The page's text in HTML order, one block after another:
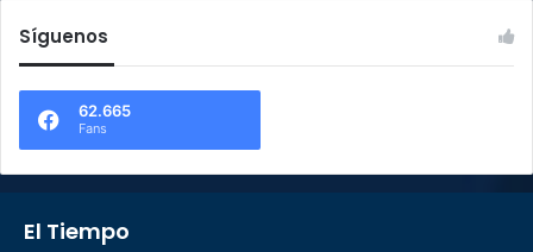
Síguenos
62.665
Fans
El Tiempo